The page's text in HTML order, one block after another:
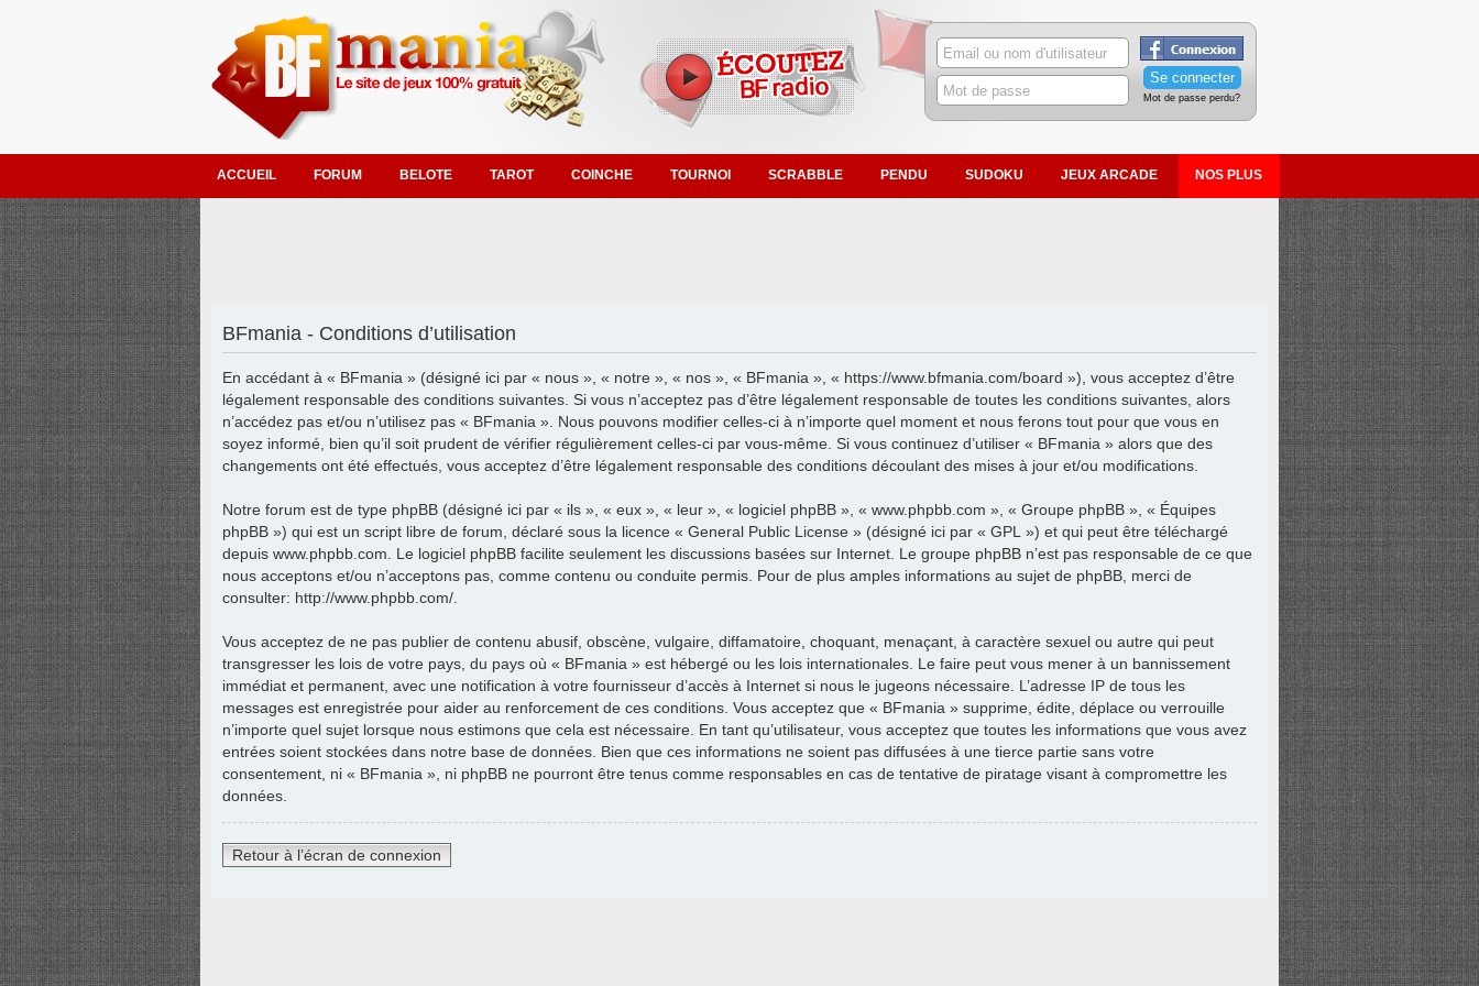
Mot de passe perdu?
ACCUEIL FORUM BELOTE TAROT COINCHE TOURNOI SCRABBLE PENDU SUDOKU JEUX ARCADE NOS PLUS
BFmania - Conditions d’utilisation
En accédant à « BFmania » (désigné ici par « nous », « notre », « nos », « BFmania », « https://www.bfmania.com/board »), vous acceptez d’être
légalement responsable des conditions suivantes. Si vous n’acceptez pas d’être légalement responsable de toutes les conditions suivantes, alors
n’accédez pas et/ou n’utilisez pas « BFmania ». Nous pouvons modifier celles-ci à n’importe quel moment et nous ferons tout pour que vous en
soyez informé, bien qu’il soit prudent de vérifier régulièrement celles-ci par vous-même. Si vous continuez d’utiliser « BFmania » alors que des
changements ont été effectués, vous acceptez d’être légalement responsable des conditions découlant des mises à jour et/ou modifications.
Notre forum est de type phpBB (désigné ici par « ils », « eux », « leur », « logiciel phpBB », « www.phpbb.com », « Groupe phpBB », « Équipes
phpBB ») qui est un script libre de forum, déclaré sous la licence « General Public License » (désigné ici par « GPL ») et qui peut être téléchargé
depuis www.phpbb.com . Le logiciel phpBB facilite seulement les discussions basées sur Internet. Le groupe phpBB n’est pas responsable de ce que
nous acceptons et/ou n’acceptons pas, comme contenu ou conduite permis. Pour de plus amples informations au sujet de phpBB, merci de
consulter: http://www.phpbb.com/
Vous acceptez de ne pas publier de contenu abusif, obscène, vulgaire, diffamatoire, choquant, menaçant, à caractère sexuel ou autre qui peut
transgresser les lois de votre pays, du pays où « BFmania » est hébergé ou les lois internationales. Le faire peut vous mener à un bannissement
immédiat et permanent, avec une notification à votre fournisseur d’accès à Internet si nous le jugeons nécessaire. L’adresse IP de tous les
messages est enregistrée pour aider au renforcement de ces conditions. Vous acceptez que « BFmania » supprime, édite, déplace ou verrouille
n’importe quel sujet lorsque nous estimons que cela est nécessaire. En tant qu’utilisateur, vous acceptez que toutes les informations que vous avez
entrées soient stockées dans notre base de données. Bien que ces informations ne soient pas diffusées à une tierce partie sans votre
consentement, ni « BFmania », ni phpBB ne pourront être tenus comme responsables en cas de tentative de piratage visant à compromettre les
données.
Retour à l’écran de connexion